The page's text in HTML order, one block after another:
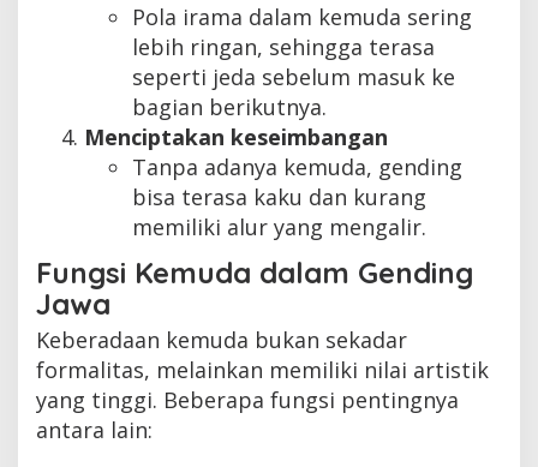
Pola irama dalam kemuda sering
lebih ringan, sehingga terasa
seperti jeda sebelum masuk ke
bagian berikutnya.
Menciptakan keseimbangan
Tanpa adanya kemuda, gending
bisa terasa kaku dan kurang
memiliki alur yang mengalir.
Fungsi Kemuda dalam Gending
Jawa
Keberadaan kemuda bukan sekadar
formalitas, melainkan memiliki nilai artistik
yang tinggi. Beberapa fungsi pentingnya
antara lain: